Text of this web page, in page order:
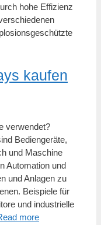
hohe Effizienz
kaufen
verwendet?
Bediengeräte,
und Maschine
Automation und
und Anlagen zu
Beispiele für
und industrielle
more